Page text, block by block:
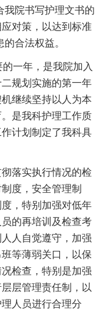
我院书写护理文书的
对策，以达到标准
合法权益。
一年，是我院加入
规划实施的第一年
继续坚持以人为本
是我科护理工作质
计划制定了我科具
落实执行情况的检
度，安全管理制
，特别加强对低年
的再培训及检查考
人自觉遵守，加强
等薄弱关口，以保
检查，特别是加强
层管理责任制，以
人员进行合理分